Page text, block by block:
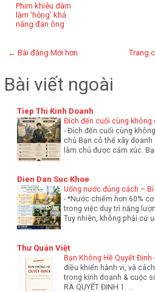
Phim khiêu dâm
làm 'hỏng' khả
năng đàn ông
← Bài đăng Mới hơn Trang
Bài viết ngoài
Tiep Thi Kinh Doanh
Đích đến cuối cùng không
-Đích đến cuối cùng
chủ Bạn có thể xây
làm chủ được cảm xúc.
Dien Dan Suc Khoe
Uống nước đúng cách –
-*Nước chiếm hơn 60%
trong việc duy trì năng
Tuy nhiên, không phải cứ
Thư Quán Việt
Bạn Không Hề Quyết Định
điều khiển hành vi, và
trong kinh doanh & cuộc
RA QUYẾT ĐỊNH 1. ...